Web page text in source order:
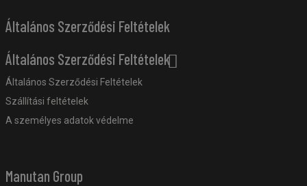
Általános Szerződési Feltételek
Általános Szerződési Feltételek
Általános Szerződési Feltételek
Szállítási feltételek
A személyes adatok védelme
Manutan Group